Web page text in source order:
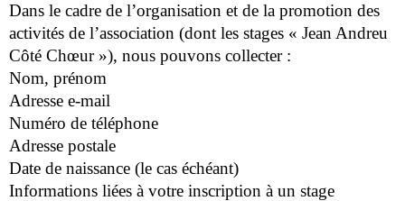
Dans le cadre de l’organisation et de la promotion des
activités de l’association (dont les stages « Jean Andreu
Côté Chœur »), nous pouvons collecter :
Nom, prénom
Adresse e-mail
Numéro de téléphone
Adresse postale
Date de naissance (le cas échéant)
Informations liées à votre inscription à un stage